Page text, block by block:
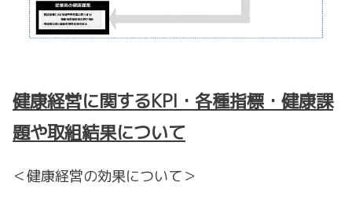
健康経営に関するKPI・各種指標・健康課
題や取組結果について
＜健康経営の効果について＞